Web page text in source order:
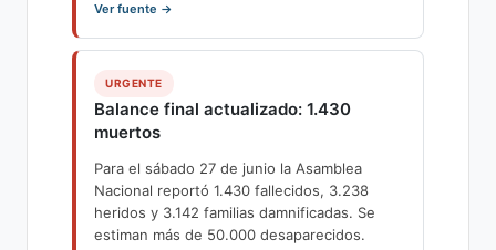
Ver fuente →
URGENTE
Balance final actualizado: 1.430
muertos
Para el sábado 27 de junio la Asamblea
Nacional reportó 1.430 fallecidos, 3.238
heridos y 3.142 familias damnificadas. Se
estiman más de 50.000 desaparecidos.